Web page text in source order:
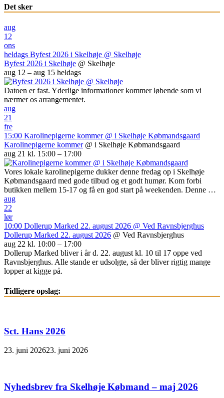
Det sker
aug
12
ons
heldags Byfest 2026 i Skelhøje @ Skelhøje
Byfest 2026 i Skelhøje @ Skelhøje
aug 12 – aug 15 heldags
Datoen er fast. Yderlige informationer kommer løbende som vi
nærmer os arrangementet.
aug
21
fre
15:00 Karolinepigerne kommer @ i Skelhøje Købmandsgaard
Karolinepigerne kommer @ i Skelhøje Købmandsgaard
aug 21 kl. 15:00 – 17:00
Vores lokale karolinepigerne dukker denne fredag op i Skelhøje
Købmandsgaard med gode tilbud og et godt humør. Kom forbi
butikken mellem 15-17 og få en god start på weekenden. Denne …
aug
22
lør
10:00 Dollerup Marked 22. august 2026 @ Ved Ravnsbjerghus
Dollerup Marked 22. august 2026 @ Ved Ravnsbjerghus
aug 22 kl. 10:00 – 17:00
Dollerup Marked bliver i år d. 22. august kl. 10 til 17 oppe ved
Ravnsbjerghus. Alle stande er udsolgte, så der bliver rigtig mange
lopper at kigge på.
Tidligere opslag:
Sct. Hans 2026
23. juni 202623. juni 2026
Nyhedsbrev fra Skelhøje Købmand – maj 2026